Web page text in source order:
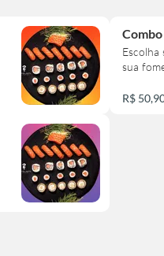
Escolha
sua
R$